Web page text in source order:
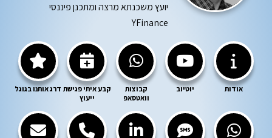
יועץ משכנתא מרצה ומתכנן פיננסי
YFinance
אודות יוטיוב
קבוצות
וואטסאפ
קבע איתי פגישת
ייעוץ
דרג אותנו בגוגל